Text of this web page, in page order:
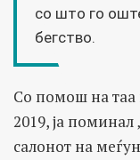
со што го
бегство.
Со помош на таа
2019, ја
салонот на